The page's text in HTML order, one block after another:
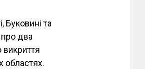
Буковині та
про два
областях.